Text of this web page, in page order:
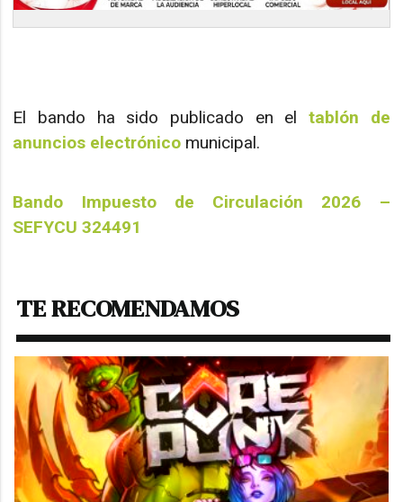
El bando ha sido publicado en el tablón de
anuncios electrónico municipal.
Bando Impuesto de Circulación 2026 –
SEFYCU 324491
TE RECOMENDAMOS